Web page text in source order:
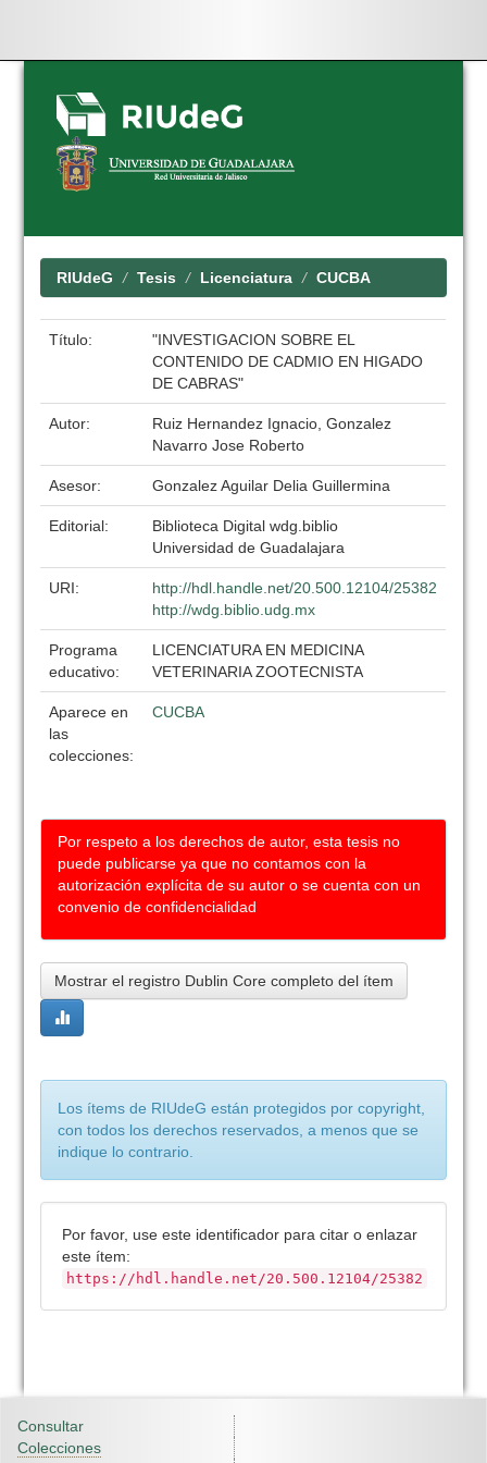
Skip
navigation
RIUdeG Tesis Licenciatura CUCBA
Título:
"INVESTIGACION SOBRE EL
CONTENIDO DE CADMIO EN HIGADO
DE CABRAS"
Autor:
Ruiz Hernandez Ignacio, Gonzalez
Navarro Jose Roberto
Asesor: Gonzalez Aguilar Delia Guillermina
Editorial:
Biblioteca Digital wdg.biblio
Universidad de Guadalajara
URI:
http://hdl.handle.net/20.500.12104/25382
http://wdg.biblio.udg.mx
Programa
educativo:
LICENCIATURA EN MEDICINA
VETERINARIA ZOOTECNISTA
Aparece en
las
colecciones:
CUCBA
Por respeto a los derechos de autor, esta tesis no
puede publicarse ya que no contamos con la
autorización explícita de su autor o se cuenta con un
convenio de confidencialidad
Mostrar el registro Dublin Core completo del ítem
Los ítems de RIUdeG están protegidos por copyright,
con todos los derechos reservados, a menos que se
indique lo contrario.
Por favor, use este identificador para citar o enlazar
este ítem:
https://hdl.handle.net/20.500.12104/25382
Consultar
Colecciones